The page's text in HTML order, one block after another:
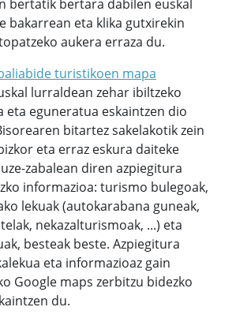
bertatik bertara dabilen euskal
bakarrean eta klika gutxirekin
aukera erraza du.
turistikoen mapa
lurraldean zehar ibiltzeko
eta eguneratua eskaintzen dio
bitartez sakelakotik zein
eta erraz eskura daiteke
zabalean diren azpiegitura
informazioa: turismo bulegoak,
lekuak (autokarabana guneak,
nekazalturismoak, ...) eta
besteak beste. Azpiegitura
eta informazioaz gain
Google maps zerbitzu bidezko
du.